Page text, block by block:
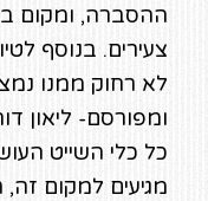
ההסברה, ומקום
צעירים. בנוסף
לא רחוק ממנו
ומפורסם- ליאון
כל כלי השייט
מגיעים למקום